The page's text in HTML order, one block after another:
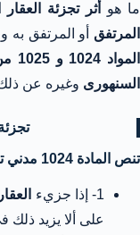
ما هو أثر تجزئة
المرتفق أو المرتفق به
المواد 1024 و 1025 من القانون المدني
السنهورى وغيره عن
تنص المادة 1024 مدني تنص علي
1- إذا جزيء العقار
على ألا يزيد ذلك